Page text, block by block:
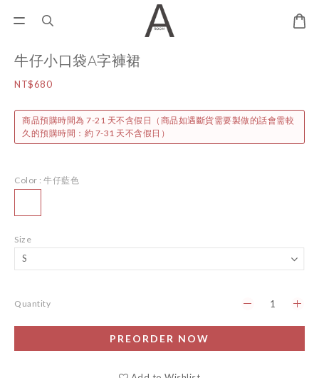
牛仔小口袋A字褲裙
NT$680
商品預購時間為 7-21 天不含假日（商品如遇斷貨需要製做的話會需較
久的預購時間：約 7-31 天不含假日）
Color : 牛仔藍色
Size
Quantity
PREORDER NOW